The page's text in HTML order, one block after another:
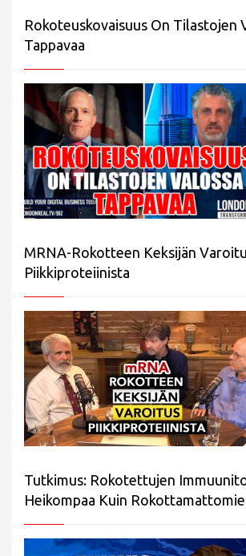
Rokoteuskovaisuus On Tilastojen
Tappavaa
MRNA-Rokotteen Keksijän
Piikkiproteiinista
Tutkimus: Rokotettujen
Heikompaa Kuin